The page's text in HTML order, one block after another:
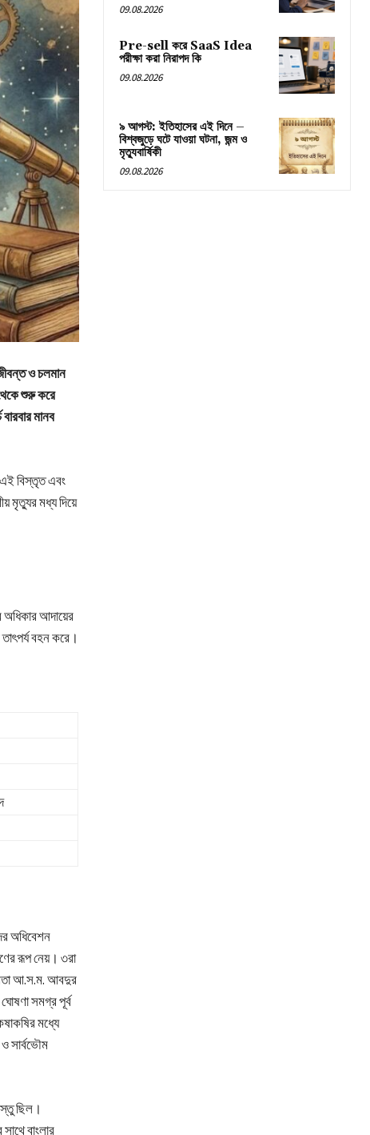
ও চলমান
শুরু করে
মানব
বিস্তৃত এবং
মৃত্যুর মধ্য দিয়ে
অধিকার আদায়ের
বহন করে।
অধিবেশন
রূপ নেয়। ৩রা
আ.স.ম. আবদুর
সমগ্র পূর্ব
মধ্যে
সার্বভৌম
ছিল।
বাংলার
09.08.2026
Pre-sell করে SaaS Idea
পরীক্ষা করা নিরাপদ কি
09.08.2026
৯ আগস্ট: ইতিহাসের এই দিনে –
বিশ্বজুড়ে ঘটে যাওয়া ঘটনা, জন্ম ও
মৃত্যুবার্ষিকী
09.08.2026